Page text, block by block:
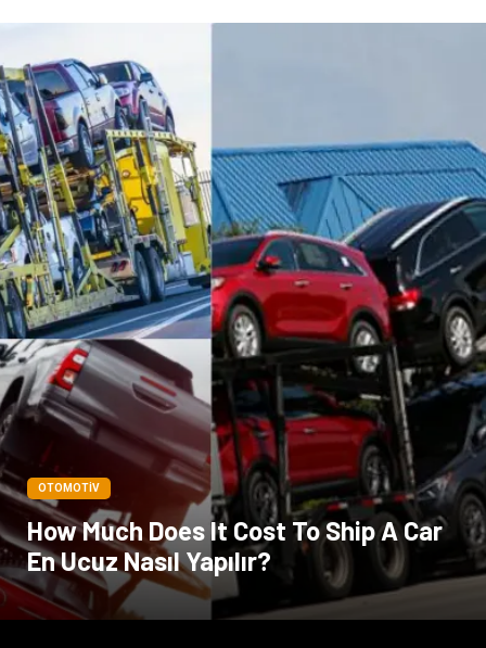
OTOMOTIV
How Much Does It Cost To Ship A Car
En Ucuz Nasıl Yapılır?